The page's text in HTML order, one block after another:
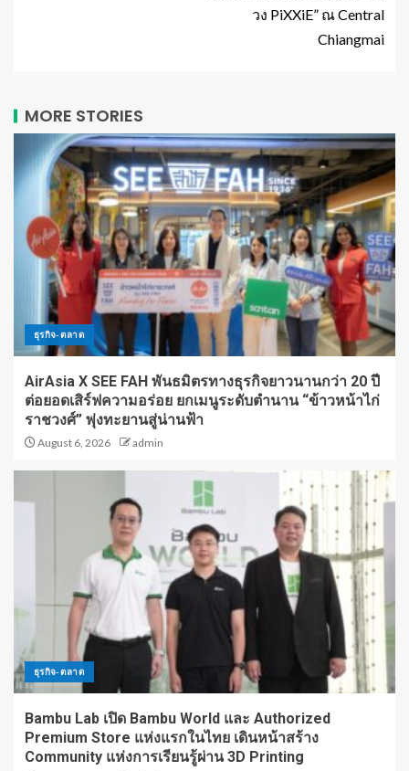
วง PiXXiE” ณ Central
Chiangmai
MORE STORIES
ธุรกิจ-ตลาด
AirAsia X SEE FAH พันธมิตรทางธุรกิจยาวนานกว่า 20 ปี
ต่อยอดเสิร์ฟความอร่อย ยกเมนูระดับตำนาน “ข้าวหน้าไก่
ราชวงศ์” พุ่งทะยานสู่น่านฟ้า
August 6, 2026 admin
ธุรกิจ-ตลาด
Bambu Lab เปิด Bambu World และ Authorized
Premium Store แห่งแรกในไทย เดินหน้าสร้าง
Community แห่งการเรียนรู้ผ่าน 3D Printing